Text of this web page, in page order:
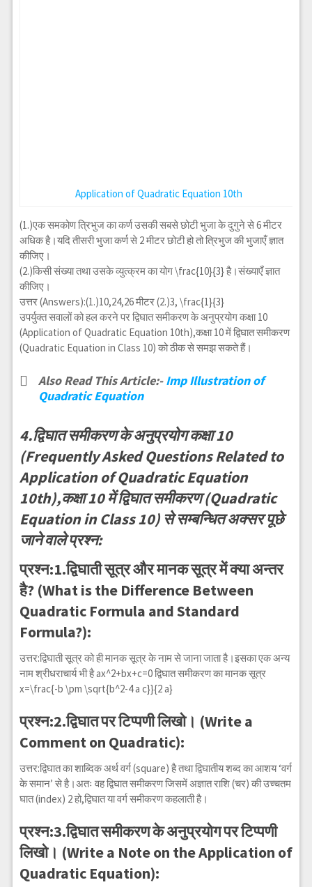
Application of Quadratic Equation 10th
(1.)एक समकोण त्रिभुज का कर्ण उसकी सबसे छोटी भुजा के दुगुने से 6 मीटर
अधिक है।यदि तीसरी भुजा कर्ण से 2 मीटर छोटी हो तो त्रिभुज की भुजाएँ ज्ञात
कीजिए।
(2.)किसी संख्या तथा उसके व्युत्क्रम का योग\frac{10}{3}है।संख्याएँ ज्ञात
कीजिए।
उत्तर (Answers):(1.)10,24,26 मीटर (2.)3, \frac{1}{3}
उपर्युक्त सवालों को हल करने पर द्विघात समीकरण के अनुप्रयोग कक्षा 10
(Application of Quadratic Equation 10th),कक्षा 10 में द्विघात समीकरण
(Quadratic Equation in Class 10) को ठीक से समझ सकते हैं।
Also Read This Article:-Imp Illustration of
Quadratic Equation
4.द्विघात समीकरण के अनुप्रयोग कक्षा 10
(Frequently Asked Questions Related to
Application of Quadratic Equation
10th),कक्षा 10 में द्विघात समीकरण (Quadratic
Equation in Class 10) से सम्बन्धित अक्सर पूछे
जाने वाले प्रश्न:
प्रश्न:1.द्विघाती सूत्र और मानक सूत्र में क्या अन्तर
है? (What is the Difference Between
Quadratic Formula and Standard
Formula?):
उत्तर:द्विघाती सूत्र को ही मानक सूत्र के नाम से जाना जाता है।इसका एक अन्य
नाम श्रीधराचार्य भी हैax^2+bx+c=0द्विघात समीकरण का मानक सूत्र
x=\frac{-b \pm \sqrt{b^2-4 a c}}{2 a}
प्रश्न:2.द्विघात पर टिप्पणी लिखो। (Write a
Comment on Quadratic):
उत्तर:द्विघात का शाब्दिक अर्थ वर्ग (square) है तथा द्विघातीय शब्द का आशय ‘वर्ग
के समान’ से है।अतः वह द्विघात समीकरण जिसमें अज्ञात राशि (चर) की उच्चतम
घात (index) 2 हो,द्विघात या वर्ग समीकरण कहलाती है।
प्रश्न:3.द्विघात समीकरण के अनुप्रयोग पर टिप्पणी
लिखो। (Write a Note on the Application of
Quadratic Equation):